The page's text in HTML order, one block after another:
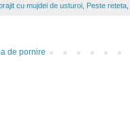
cu mujdei de usturoi Peste reteta
de pornire